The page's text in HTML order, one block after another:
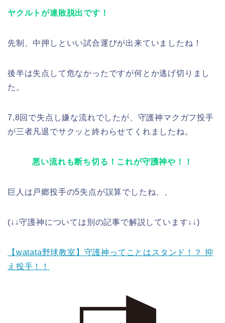
ヤクルトが連敗脱出です！
先制、中押しといい試合運びが出来ていましたね！
後半は失点して危なかったですが何とか逃げ切りまし
た。
7,8回で失点し嫌な流れでしたが、守護神マクガフ投手
が三者凡退でサクッと終わらせてくれましたね。
悪い流れも断ち切る！これが守護神や！！
巨人は戸郷投手の5失点が誤算でしたね、、
(↓↓守護神については別の記事で解説しています↓↓)
【watata野球教室】守護神ってことはスタンド！？ 抑
え投手！！